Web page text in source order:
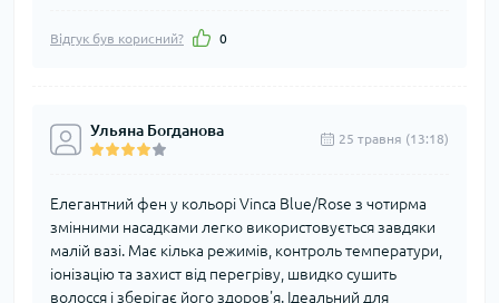
Відгук був корисний? 0
Ульяна Богданова 25 травня (13:18)
Елегантний фен у кольорі Vinca Blue/Rose з чотирма
змінними насадками легко використовується завдяки
малій вазі. Має кілька режимів, контроль температури,
іонізацію та захист від перегріву, швидко сушить
волосся і зберігає його здоров'я. Ідеальний для